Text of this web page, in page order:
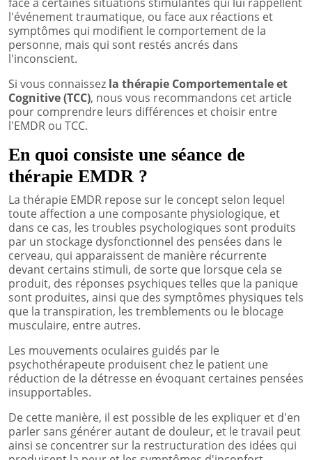
l'événement traumatique, ou face aux réactions et
symptômes qui modifient le comportement de la
personne, mais qui sont restés ancrés dans
l'inconscient.
Si vous connaissez la thérapie Comportementale et
Cognitive (TCC), nous vous recommandons cet article
pour comprendre leurs différences et choisir entre
l'EMDR ou TCC.
En quoi consiste une séance de
thérapie EMDR ?
La thérapie EMDR repose sur le concept selon lequel
toute affection a une composante physiologique, et
dans ce cas, les troubles psychologiques sont produits
par un stockage dysfonctionnel des pensées dans le
cerveau, qui apparaissent de manière récurrente
devant certains stimuli, de sorte que lorsque cela se
produit, des réponses psychiques telles que la panique
sont produites, ainsi que des symptômes physiques tels
que la transpiration, les tremblements ou le blocage
musculaire, entre autres.
Les mouvements oculaires guidés par le
psychothérapeute produisent chez le patient une
réduction de la détresse en évoquant certaines pensées
insupportables.
De cette manière, il est possible de les expliquer et d'en
parler sans générer autant de douleur, et le travail peut
ainsi se concentrer sur la restructuration des idées qui